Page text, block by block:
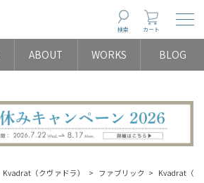
検索 カート
ABOUT WORKS BLOG
Kvadrat（クヴァドラ） ファブリック Kvadrat（ク